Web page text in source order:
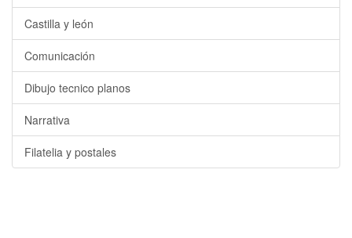
Castilla y león
Comunicación
Dibujo tecnico planos
Narrativa
Filatelia y postales